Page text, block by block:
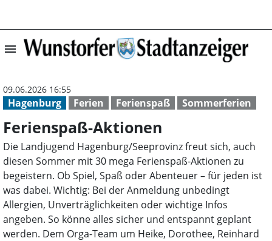
menu Ferienspaß-
Hagenburg Ferien Ferienspaß Sommerferien
09.06.2026 16:55
Ferienspaß-Aktionen
Die Landjugend Hagenburg/Seeprovinz freut sich, auch
diesen Sommer mit 30 mega Ferienspaß-Aktionen zu
begeistern. Ob Spiel, Spaß oder Abenteuer – für jeden ist
was dabei. Wichtig: Bei der Anmeldung unbedingt
Allergien, Unverträglichkeiten oder wichtige Infos
angeben. So könne alles sicher und entspannt geplant
werden. Dem Orga-Team um Heike, Dorothee, Reinhard